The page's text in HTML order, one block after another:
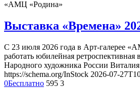
«АМЦ «Родина»
Выставка «Времена»
С 23 июля 2026 года в Арт-галерее
работать юбилейная ретроспективная
Народного художника России
https://schema.org/InStock 2026-07-
0Бесплатно 595 3